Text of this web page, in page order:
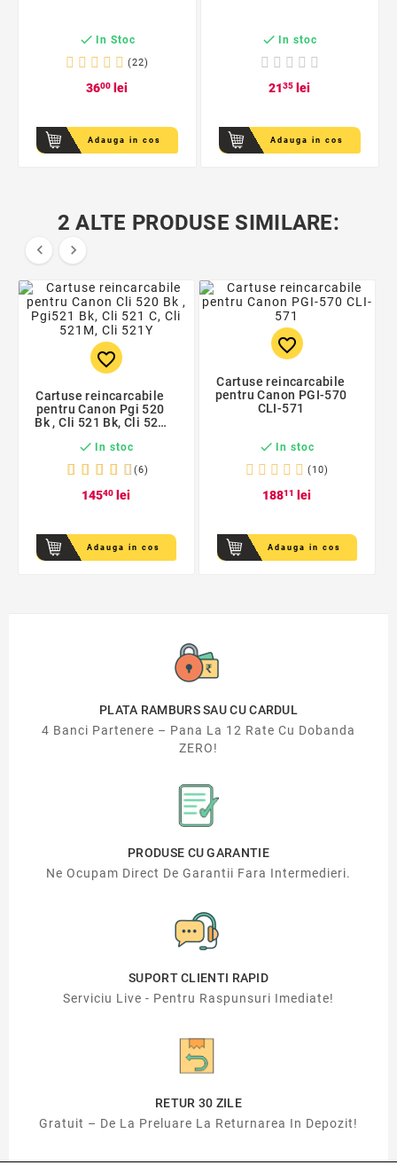
 In Stoc
(22)
3600 lei
Adauga in cos
 In stoc
2135 lei
Adauga in cos
2 ALTE PRODUSE SIMILARE:
 
favorite_border
Cartuse reincarcabile
pentru Canon Pgi 520
Bk , Cli 521 Bk, Cli 521
 In stoc
(6)
14540 lei
Adauga in cos
favorite_border
Cartuse reincarcabile
pentru Canon PGI-570
CLI-571
 In stoc
(10)
18811 lei
Adauga in cos
PLATA RAMBURS SAU CU CARDUL
4 Banci Partenere – Pana La 12 Rate Cu Dobanda
ZERO!
PRODUSE CU GARANTIE
Ne Ocupam Direct De Garantii Fara Intermedieri.
SUPORT CLIENTI RAPID
Serviciu Live - Pentru Raspunsuri Imediate!
RETUR 30 ZILE
Gratuit – De La Preluare La Returnarea In Depozit!